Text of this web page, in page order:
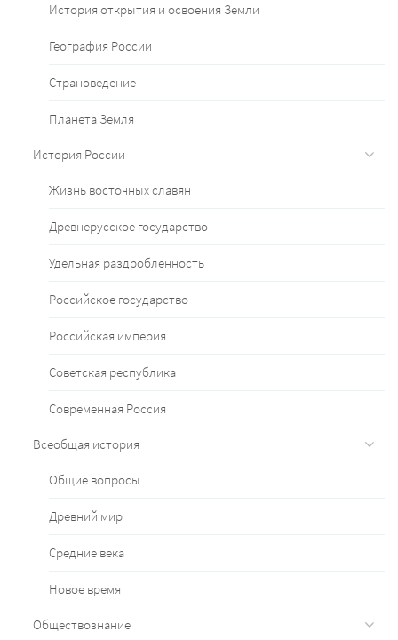
История открытия и освоения Земли
География России
Страноведение
Планета Земля
История России
Жизнь восточных славян
Древнерусское государство
Удельная раздробленность
Российское государство
Российская империя
Советская республика
Современная Россия
Всеобщая история
Общие вопросы
Древний мир
Средние века
Новое время
Обществознание